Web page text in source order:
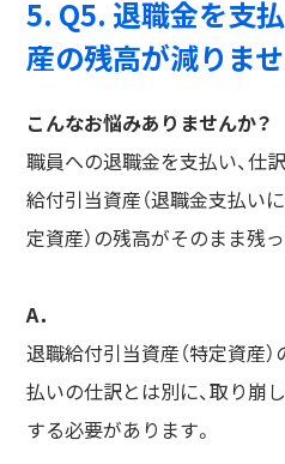
5. Q5. 退職金を支
産の残高が減りま
こんなお悩みありませんか？
職員への退職金を支払い、仕
給付引当資産（退職金支払い
定資産）の残高がそのまま残
A．
退職給付引当資産（特定資産
払いの仕訳とは別に、取り崩
する必要があります。